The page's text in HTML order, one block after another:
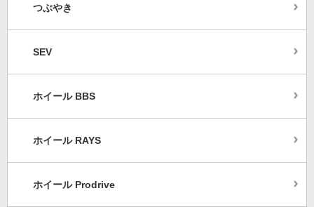
つぶやき
SEV
ホイール BBS
ホイール RAYS
ホイール Prodrive